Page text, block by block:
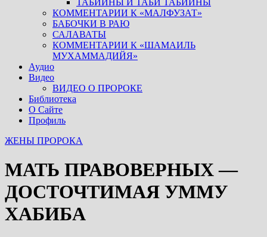
КОММЕНТАРИИ К «МАЛФУЗАТ»
БАБОЧКИ В РАЮ
САЛАВАТЫ
КОММЕНТАРИИ К «ШАМАИЛЬ
МУХАММАДИЙЯ»
Аудио
Видео
ВИДЕО О ПРОРОКЕ
Библиотека
О Сайте
Профиль
ЖЕНЫ ПРОРОКА
МАТЬ ПРАВОВЕРНЫХ —
ДОСТОЧТИМАЯ УММУ
ХАБИБА